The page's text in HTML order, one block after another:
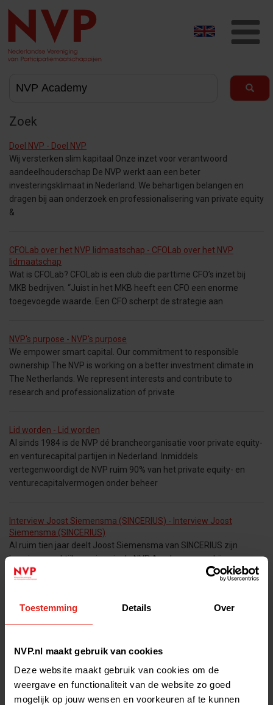
Toestemming Details Over
NVP.nl maakt gebruik van cookies
Deze website maakt gebruik van cookies om de
weergave en functionaliteit van de website zo goed
mogelijk op jouw wensen en voorkeuren af te kunnen
Zoek
Doel NVP - Doel NVP
Wij versterken slim kapitaal Onze inzet voor verantwoord
aandeelhouderschap De NVP werkt aan een beter
investeringsklimaat in Nederland. We behartigen belangen en
dragen bij aan onderzoek en professionalisering van private equity
&
CFOLab over het NVP lidmaatschap - CFOLab over het NVP
lidmaatschap
Wat is CFOLab? CFOLab is een club die parttime CFO’s inzet bij
MKB bedrijven. “Juist in het MKB heeft een CFO een enorme
toegevoegde waarde. Een CFO scherpt de strategie aan
NVP's purpose - NVP's purpose
We empower smart capital. Our commitment to responsible
ownership The NVP is working on a better investment climate in
The Netherlands. We represent interests and contribute to
research and professionalization of private
Lid worden - Lid worden
Al sinds 1984 is de NVP dé brancheorganisatie voor private equity-
en venturecapital partijen in Nederland. Inmiddels
vertegenwoordigt de NVP ruim 90% van het private equity- en
venturecapitalvermogen onder beheer
Interview Joost Siemensma (SINCERIUS) - Interview Joost
Siemensma (SINCERIUS)
Al ruim tien jaar deelt Joost Siemensma van SINCERIUS zijn
kennis en praktijkervaring via de NVP Academy, waar hij young
professionals helpt om hun vaardigheden te ontwikkelen. In dit
Academy kalender 2022 nu online - Academy kalender 2022 nu
De private equity en venture capital sector is voortdurend in
starters als de meer ervaren experts. De NVP Academy zet zich